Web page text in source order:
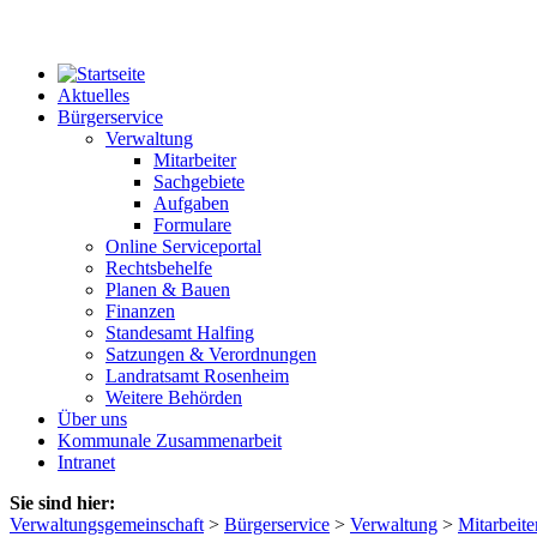
Aktuelles
Bürgerservice
Verwaltung
Mitarbeiter
Sachgebiete
Aufgaben
Formulare
Online Serviceportal
Rechtsbehelfe
Planen & Bauen
Finanzen
Standesamt Halfing
Satzungen & Verordnungen
Landratsamt Rosenheim
Weitere Behörden
Über uns
Kommunale Zusammenarbeit
Intranet
Sie sind hier:
Verwaltungsgemeinschaft > Bürgerservice > Verwaltung >